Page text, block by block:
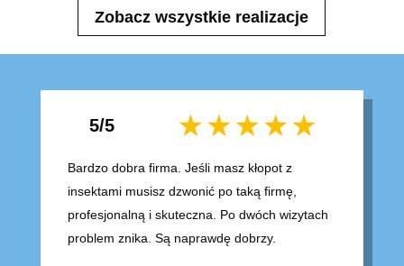
Zobacz wszystkie realizacje
5/5
Bardzo dobra firma. Jeśli masz kłopot z
insektami musisz dzwonić po taką firmę,
profesjonalną i skuteczna. Po dwóch wizytach
problem znika. Są naprawdę dobrzy.